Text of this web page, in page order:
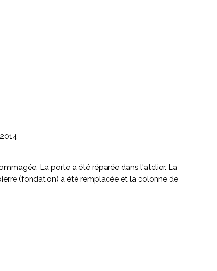
2014
La porte a été réparée dans l'atelier. La
(fondation) a été remplacée et la colonne de